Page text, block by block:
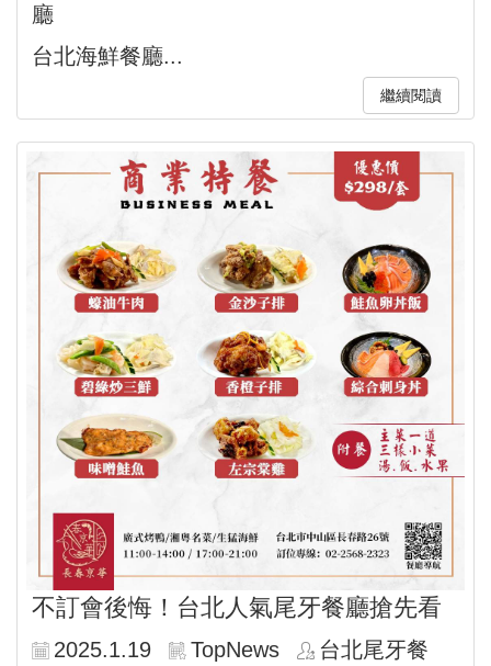
廳
台北海鮮餐廳...
繼續閱讀
不訂會後悔！台北人氣尾牙餐廳搶先看
2025.1.19 TopNews 台北尾牙餐